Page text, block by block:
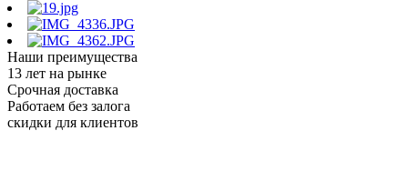
Наши преимущества
13 лет на рынке
Срочная доставка
Работаем без залога
скидки для клиентов